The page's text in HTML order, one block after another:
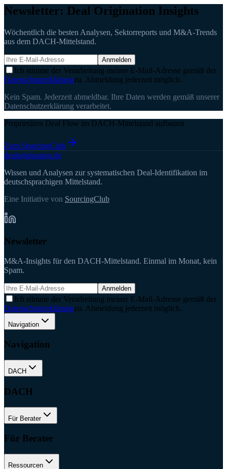
Newsletter: Deal Origination Insights
Wöchentlich die besten Analysen, Sektorreports und M&A-Trends
aus dem DACH-Mittelstand.
Anmelden
Ich stimme der Verarbeitung meiner E-Mail-Adresse gemäß der
Datenschutzerklärungzu. Abmeldung jederzeit möglich.
Kein Spam. Jederzeit abmeldbar. Ihre Daten werden gemäß unserer
Datenschutzerklärung verarbeitet.
Proprietären Deal Flow im DACH-Mittelstand aufbauen
Zum SourcingClub
dealorigination.de
Wissen und Analysen zur systematischen Deal-Identifikation im
deutschsprachigen Mittelstand.
Eine Initiative von SourcingClub
Newsletter
M&A-Insights für den DACH-Mittelstand. Einmal im Monat, kein
Spam.
Anmelden
Ich stimme der Verarbeitung meiner E-Mail-Adresse gemäß der
Datenschutzerklärungzu. Abmeldung jederzeit möglich.
Navigation
Navigation
DACH
DACH
Für Berater
Für Berater
Ressourcen